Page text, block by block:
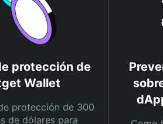
protección de
Wallet
protección de 300
de dólares para